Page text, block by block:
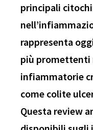
principali
rappresenta
più promettenti
infiammatorie
come colite
Questa review